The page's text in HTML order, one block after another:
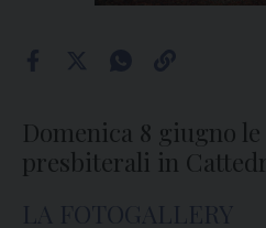
Domenica 8 giugno
presbiterali in